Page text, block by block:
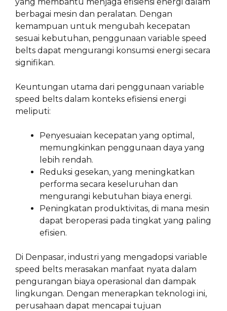
berbagai mesin dan peralatan. Dengan
kemampuan untuk mengubah kecepatan
sesuai kebutuhan, penggunaan variable speed
belts dapat mengurangi konsumsi energi secara
signifikan.
Keuntungan utama dari penggunaan variable
speed belts dalam konteks efisiensi energi
meliputi:
Penyesuaian kecepatan yang optimal,
memungkinkan penggunaan daya yang
lebih rendah.
Reduksi gesekan, yang meningkatkan
performa secara keseluruhan dan
mengurangi kebutuhan biaya energi.
Peningkatan produktivitas, di mana mesin
dapat beroperasi pada tingkat yang paling
efisien.
Di Denpasar, industri yang mengadopsi variable
speed belts merasakan manfaat nyata dalam
pengurangan biaya operasional dan dampak
lingkungan. Dengan menerapkan teknologi ini,
perusahaan dapat mencapai tujuan